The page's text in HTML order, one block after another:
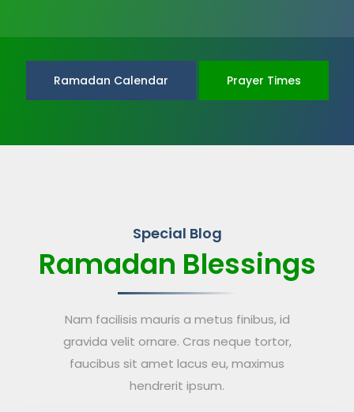
Ramadan Calendar Prayer Times
Special Blog
Ramadan Blessings
Nam facilisis mauris a metus finibus, id
gravida velit ornare. Cras neque tortor,
faucibus sit amet lacus eu, maximus
hendrerit ipsum.